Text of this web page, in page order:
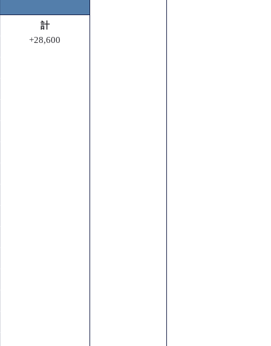
計
+28,600